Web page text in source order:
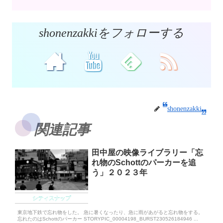
shonenzakkiをフォローする
shonenzakki
関連記事
シティスナップ
田中屋の映像ライブラリー「忘
れ物のSchottのパーカーを追
う」２０２３年
東京地下鉄で忘れ物をした。 急に暑くなったり、急に雨があがると忘れ物をする。
忘れたのはSchottのパーカー STORYPIC_00004198_BURST230526184946 ...